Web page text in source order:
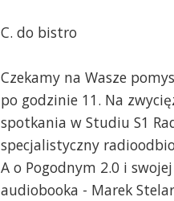
C. do bistro
Czekamy na Wasze
po godzinie 11. Na
spotkania w Studiu S1
specjalistyczny
A o Pogodnym 2.0 i
audiobooka - Marek